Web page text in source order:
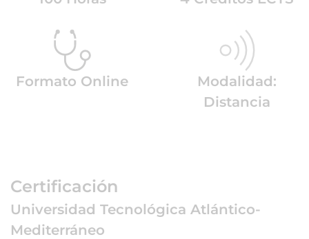
Formato Online
Modalidad:
Distancia
Certificación
Universidad Tecnológica Atlántico-
Mediterráneo